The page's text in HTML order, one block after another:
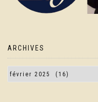
ARCHIVES